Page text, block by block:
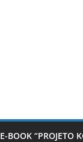
E-BOOK “PROJETO